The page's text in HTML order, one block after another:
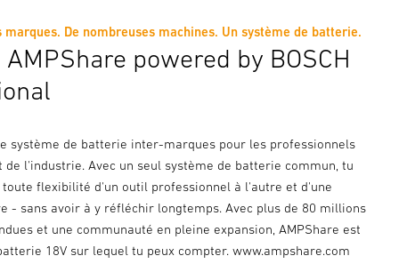
marques. De nombreuses machines. Un système de batterie.
powered by BOSCH
système de batterie inter-marques pour les professionnels
l'industrie. Avec un seul système de batterie commun, tu
toute flexibilité d'un outil professionnel à l'autre et d'une
- sans avoir à y réfléchir longtemps. Avec plus de 80 millions
et une communauté en pleine expansion, AMPShare est
18V sur lequel tu peux compter. www.ampshare.com